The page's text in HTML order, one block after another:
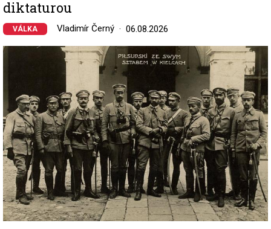
diktaturou
VÁLKA Vladimír Černý 06.08.2026
Image